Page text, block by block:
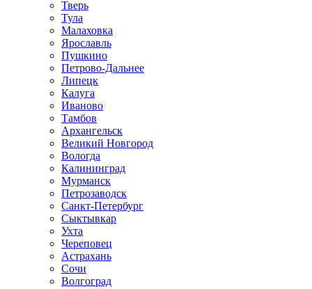
Тверь
Тула
Малаховка
Ярославль
Пушкино
Петрово-Дальнее
Липецк
Калуга
Иваново
Тамбов
Архангельск
Великий Новгород
Вологда
Калининград
Мурманск
Петрозаводск
Санкт-Петербург
Сыктывкар
Ухта
Череповец
Астрахань
Сочи
Волгоград